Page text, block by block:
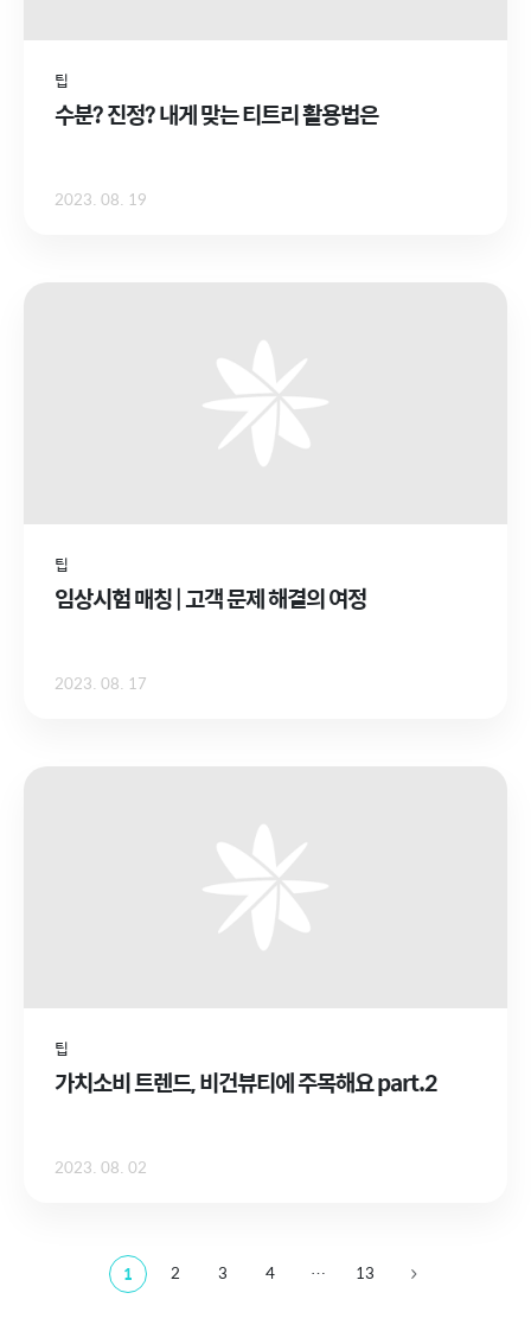
팁
수분? 진정? 내게 맞는 티트리 활용법은
2023. 08. 19
팁
임상시험 매칭 | 고객 문제 해결의 여정
2023. 08. 17
팁
가치소비 트렌드, 비건뷰티에 주목해요 part.2
2023. 08. 02
1 2 3 4 … 13